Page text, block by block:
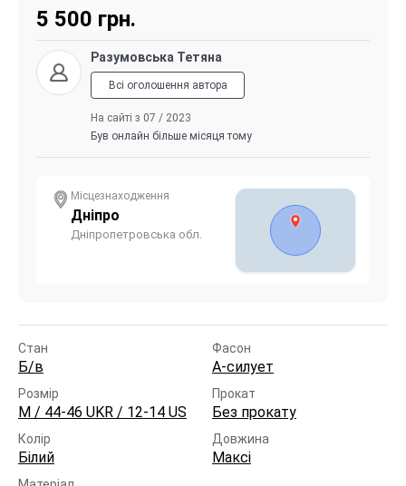
5 500 грн.
Разумовська Тетяна
Всі оголошення автора
На сайті з 07 / 2023
Був онлайн більше місяця тому
Місцезнаходження
Дніпро
Дніпропетровська обл.
Стан
Б/в
Фасон
А-силует
Розмір
M / 44-46 UKR / 12-14 US
Прокат
Без прокату
Колір
Білий
Довжина
Максі